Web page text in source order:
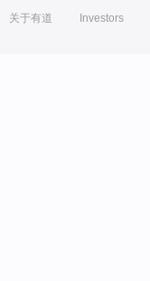
关于有道 Investors